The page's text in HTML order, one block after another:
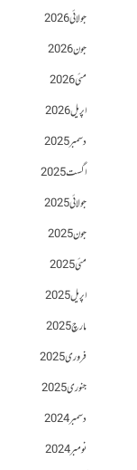
جولائی 2026
جون 2026
مئی 2026
اپریل 2026
دسمبر 2025
اگست 2025
جولائی 2025
جون 2025
مئی 2025
اپریل 2025
مارچ 2025
فروری 2025
جنوری 2025
دسمبر 2024
نومبر 2024